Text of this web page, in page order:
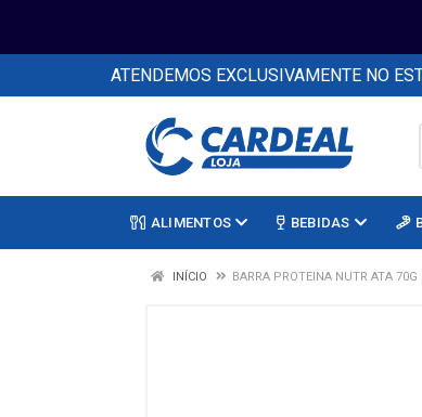
ATENDEMOS EXCLUSIVAMENTE NO
ALIMENTOS BEBIDAS
INÍCIO BARRA PROTEINA NUTR ATA